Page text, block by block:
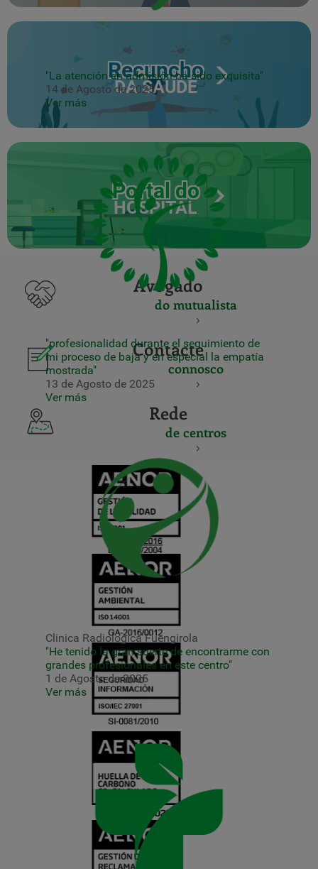
"La atención en admisión ha sido exquisita"
14 de Agosto de 2025
Ver más
"profesionalidad durante el seguimiento de
mi proceso de baja y en especial la empatía
mostrada"
13 de Agosto de 2025
Ver más
Clinica Radiologica Fuengirola
"He tenido la gran suerte de encontrarme con
grandes profesionales en este centro"
1 de Agosto de 2025
Ver más
Recuncho
DA SAÚDE
Portal do
HOSPITAL
Avogado
do mutualista
Contacte
connosco
Rede
de centros